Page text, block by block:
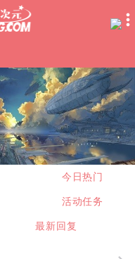
今日热门
活动任务
最新回复